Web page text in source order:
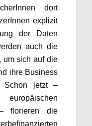
dort
explizit
der Daten
auch die
um sich auf die
ihre Business
Schon jetzt –
– florieren die